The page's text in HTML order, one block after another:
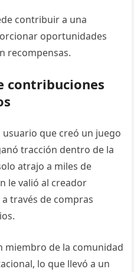
contribuir a una
oportunidades
recompensas.
contribuciones
usuario que creó un juego
tracción dentro de la
atrajo a miles de
le valió al creador
través de compras
miembro de la comunidad
lo que llevó a un